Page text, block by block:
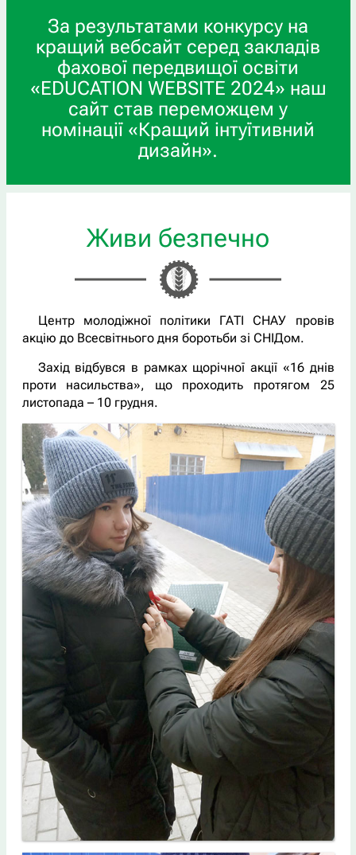
За результатами конкурсу на
кращий вебсайт серед закладів
фахової передвищої освіти
«EDUCATION WEBSITE 2024» наш
сайт став переможцем у
номінації «Кращий інтуїтивний
дизайн».
Живи безпечно
Центр молодіжної політики ГАТІ СНАУ провів
акцію до Всесвітнього дня боротьби зі СНІДом.
Захід відбувся в рамках щорічної акції «16 днів
проти насильства», що проходить протягом 25
листопада – 10 грудня.